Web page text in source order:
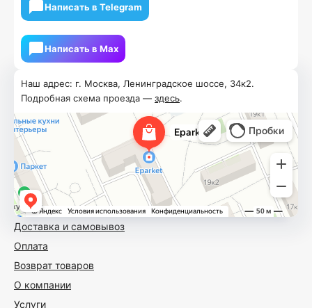
Доставка и самовывоз
Оплата
Возврат товаров
О компании
Услуги
Наш адрес: г. Москва, Ленинградское шоссе, 34к2.
Подробная схема проезда — здесь.
Написать в Telegram
Написать в Мах